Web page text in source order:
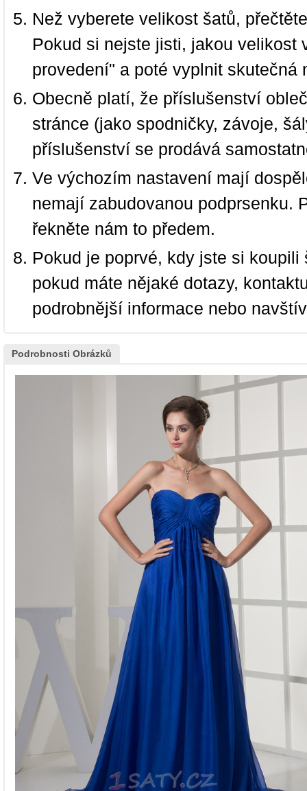
Než vyberete velikost šatů,
Pokud si nejste jisti, jakou velikost
provedení" a poté vyplnit
Obecně platí, že příslušenství
stránce (jako spodničky, závoje,
příslušenství se prodává
Ve výchozím nastavení mají
nemají zabudovanou podprsenku.
řekněte nám to předem.
Pokud je poprvé, kdy jste si
pokud máte nějaké dotazy,
podrobnější informace nebo
Podrobnosti Obrázků